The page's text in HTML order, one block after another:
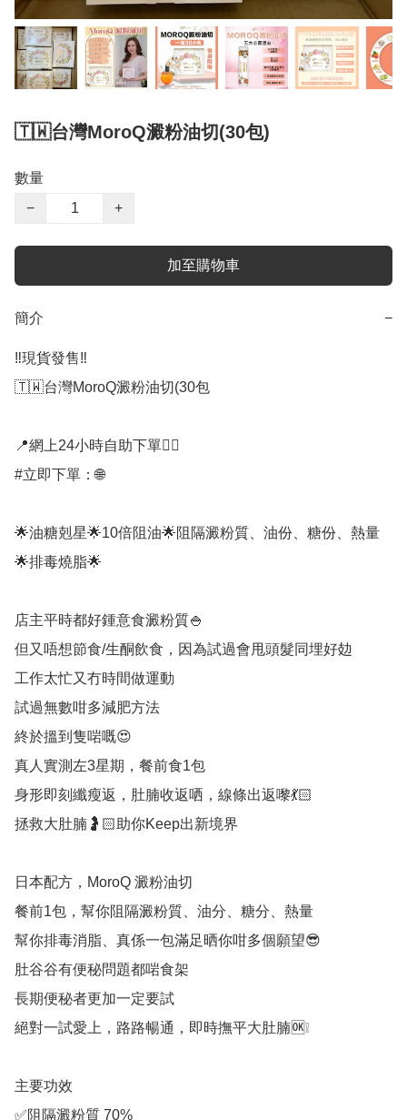
🇹🇼台灣MoroQ澱粉油切(30包)
數量
−
+
加至購物車
簡介 −
‼️現貨發售‼️
🇹🇼台灣MoroQ澱粉油切(30包
📍網上24小時自助下單👍🏻
#立即下單：🌐
🌟油糖剋星🌟10倍阻油🌟阻隔澱粉質、油份、糖份、熱量
🌟排毒燒脂🌟
店主平時都好鍾意食澱粉質🍚
但又唔想節食/生酮飲食，因為試過會甩頭髮同埋好攰
工作太忙又冇時間做運動
試過無數咁多減肥方法
終於搵到隻啱嘅😍
真人實測左3星期，餐前食1包
身形即刻纖瘦返，肚腩收返哂，線條出返嚟💃🏻
拯救大肚腩🤰🏻助你Keep出新境界
日本配方，MoroQ 澱粉油切
餐前1包，幫你阻隔澱粉質、油分、糖分、熱量
幫你排毒消脂、真係一包滿足晒你咁多個願望😎
肚谷谷有便秘問題都啱食架
長期便秘者更加一定要試
絕對一試愛上，路路暢通，即時撫平大肚腩🆗❕
主要功效
✅阻隔澱粉質 70%